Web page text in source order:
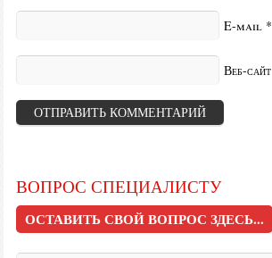
E-mail *
Веб-сайт
ВОПРОС СПЕЦИАЛИСТУ
ОСТАВИТЬ СВОЙ ВОПРОС ЗДЕСЬ...